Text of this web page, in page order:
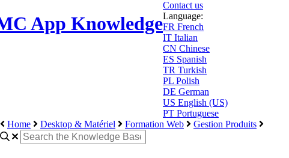
App Knowledge
Contact us
Language:
FR French
IT Italian
CN Chinese
ES Spanish
TR Turkish
PL Polish
DE German
US English (US)
PT Portuguese
Home
Desktop & Matériel Formation Web Gestion Produits